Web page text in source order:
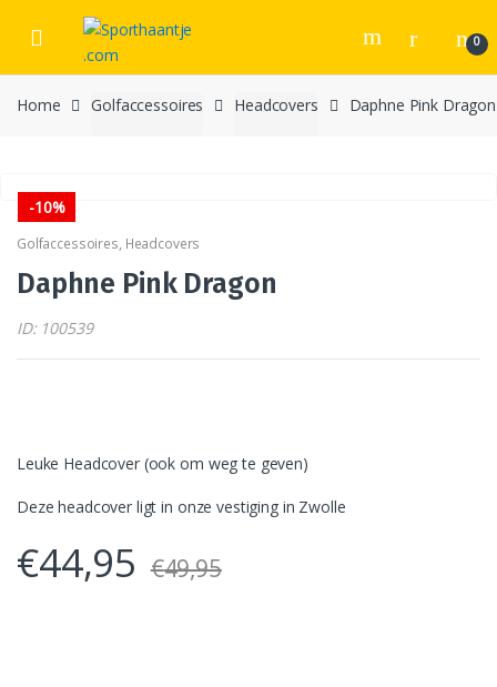
0
Home Golfaccessoires Headcovers Daphne Pink Dragon
-10%
Golfaccessoires, Headcovers
Daphne Pink Dragon
ID: 100539
Leuke Headcover (ook om weg te geven)
Deze headcover ligt in onze vestiging in Zwolle
€44,95 €49,95